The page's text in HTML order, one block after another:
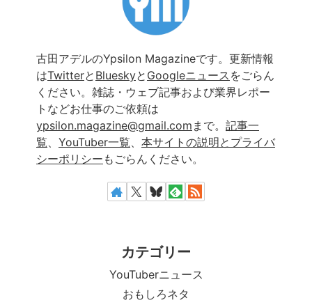
古田アデルのYpsilon Magazineです。更新情報
はTwitterと Blueskyと Googleニュース をごらん
ください。雑誌・ウェブ記事および業界レポー
トなどお仕事のご依頼は
ypsilon.magazine@gmail.com まで。 記事一
覧、 YouTuber一覧、 本サイトの説明とプライバ
シーポリシー もごらんください。
カテゴリー
YouTuberニュース
おもしろネタ